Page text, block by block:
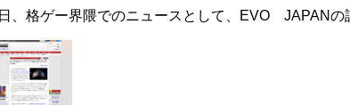
、格ゲー界隈でのニュースとして、EVO JAPANの